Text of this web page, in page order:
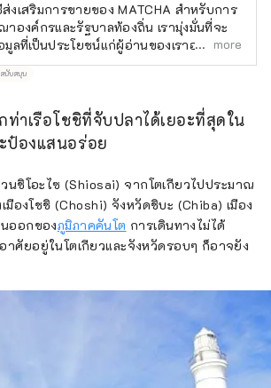
งเสริมการขายของ MATCHA สำหรับการ
าองค์กรและรัฐบาลท้องถิ่น เรามุ่งมั่นที่จะ
มูลที่เป็นประโยชน์แก่ผู้อ่านของเราอย่าง
นาน
more
นับสนุน
ท่าเรือโชชิที่จับปลาได้เยอะที่สุดใน
องแสนอร่อย
นชิโอะไซ (Shiosai) จากโตเกียวไปประมาณ
มืองโชชิ (Choshi) จังหวัดชิบะ (Chiba) เมือง
ออกของภูมิภาคคันโต การเดินทางไม่ได้
ศัยอยู่ในโตเกียวและจังหวัดรอบๆ ก็อาจยัง